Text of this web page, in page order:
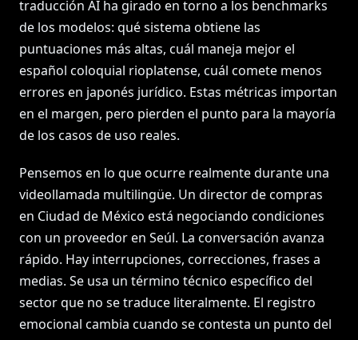
traducción AI ha girado en torno a los benchmarks
de los modelos: qué sistema obtiene las
puntuaciones más altas, cuál maneja mejor el
español coloquial rioplatense, cuál comete menos
errores en japonés jurídico. Estas métricas importan
en el margen, pero pierden el punto para la mayoría
de los casos de uso reales.
Pensemos en lo que ocurre realmente durante una
videollamada multilingüe. Un director de compras
en Ciudad de México está negociando condiciones
con un proveedor en Seúl. La conversación avanza
rápido. Hay interrupciones, correcciones, frases a
medias. Se usa un término técnico específico del
sector que no se traduce literalmente. El registro
emocional cambia cuando se contesta un punto del